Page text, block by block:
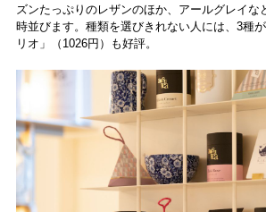
ズンたっぷりのレザンのほか、アールグレイな
時並びます。種類を選びきれない人には、3種
リオ」（1026円）も好評。